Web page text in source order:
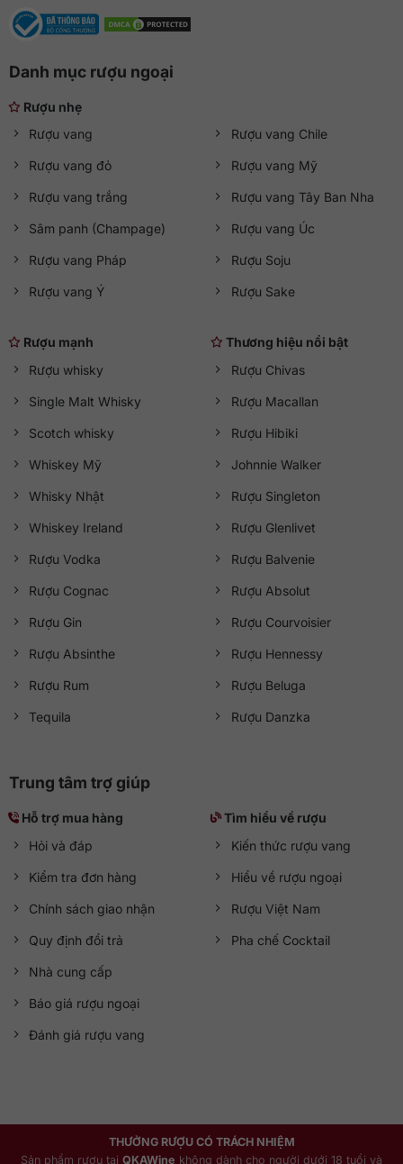
Danh mục rượu ngoại
Rượu nhẹ
Rượu vang
Rượu vang đỏ
Rượu vang trắng
Sâm panh (Champage)
Rượu vang Pháp
Rượu vang Ý
Rượu vang Chile
Rượu vang Mỹ
Rượu vang Tây Ban Nha
Rượu vang Úc
Rượu Soju
Rượu Sake
Rượu mạnh
Rượu whisky
Single Malt Whisky
Scotch whisky
Whiskey Mỹ
Whisky Nhật
Whiskey Ireland
Rượu Vodka
Rượu Cognac
Rượu Gin
Rượu Absinthe
Rượu Rum
Tequila
Thương hiệu nổi bật
Rượu Chivas
Rượu Macallan
Rượu Hibiki
Johnnie Walker
Rượu Singleton
Rượu Glenlivet
Rượu Balvenie
Rượu Absolut
Rượu Courvoisier
Rượu Hennessy
Rượu Beluga
Rượu Danzka
Trung tâm trợ giúp
Hỗ trợ mua hàng
Hỏi và đáp
Kiểm tra đơn hàng
Chính sách giao nhận
Quy định đổi trả
Nhà cung cấp
Báo giá rượu ngoại
Đánh giá rượu vang
Tìm hiểu về rượu
Kiến thức rượu vang
Hiểu về rượu ngoại
Rượu Việt Nam
Pha chế Cocktail
THƯỞNG RƯỢU CÓ TRÁCH NHIỆM
Sản phẩm rượu tại QKAWine không dành cho người dưới 18 tuổi và